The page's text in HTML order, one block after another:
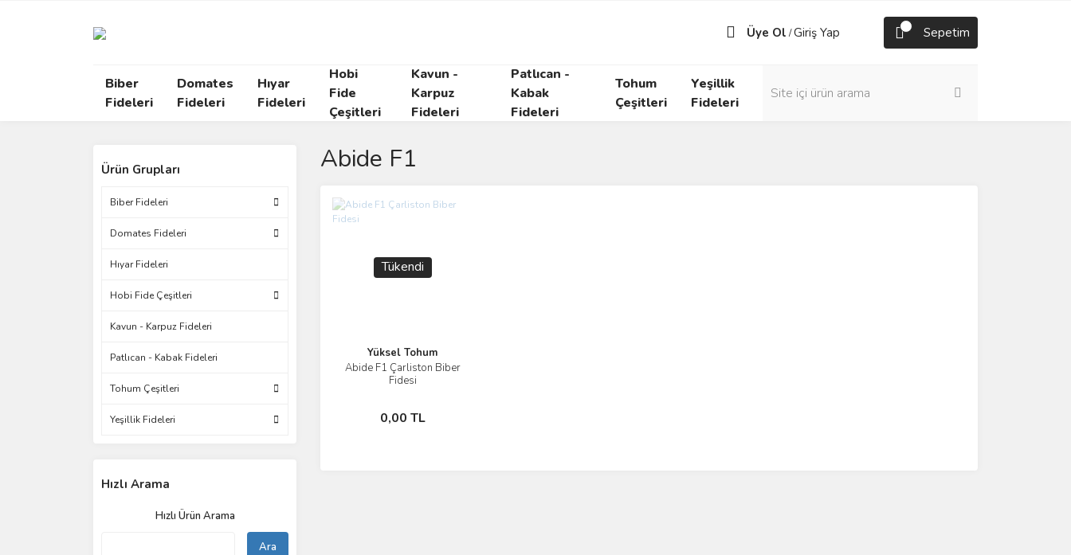
Üye Ol /Giriş Yap Sepetim
Biber
Fideleri
Domates
Fideleri
Hıyar
Fideleri
Hobi
Fide
Çeşitleri
Kavun -
Karpuz
Fideleri
Patlıcan -
Kabak
Fideleri
Tohum
Çeşitleri
Yeşillik
Fideleri
Ürün Grupları
Biber Fideleri
Domates Fideleri
Hıyar Fideleri
Hobi Fide Çeşitleri
Kavun - Karpuz Fideleri
Patlıcan - Kabak Fideleri
Tohum Çeşitleri
Yeşillik Fideleri
Hızlı Arama
Hızlı Ürün Arama
Ara
Abide F1
Tükendi
Yüksel Tohum
Abide F1 Çarliston Biber
Fidesi
0,00 TL
İncele
Stokta Yok